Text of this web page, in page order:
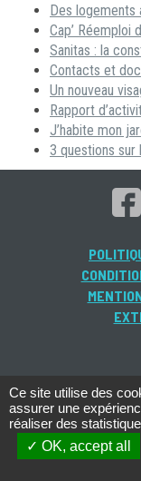
Des logements
Cap’ Réemploi
Sanitas : la
Contacts et
Un nouveau
Rapport
J’habite mon
3 questions sur
Ce site utilise des
assurer une
réaliser des
OK, accept all